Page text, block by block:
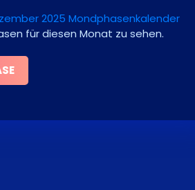
2025 Mondphasenkalender
für diesen Monat zu sehen.